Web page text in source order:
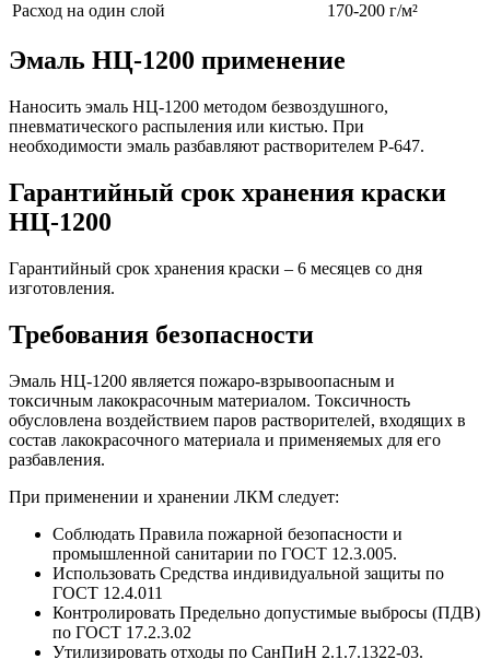
Расход на один слой 170-200 г/м²
Эмаль НЦ-1200 применение
Наносить эмаль НЦ-1200 методом безвоздушного,
пневматического распыления или кистью. При
необходимости эмаль разбавляют растворителем Р-647.
Гарантийный срок хранения краски
НЦ-1200
Гарантийный срок хранения краски – 6 месяцев со дня
изготовления.
Требования безопасности
Эмаль НЦ-1200 является пожаро-взрывоопасным и
токсичным лакокрасочным материалом. Токсичность
обусловлена воздействием паров растворителей, входящих в
состав лакокрасочного материала и применяемых для его
разбавления.
При применении и хранении ЛКМ следует:
Соблюдать Правила пожарной безопасности и
промышленной санитарии по ГОСТ 12.3.005.
Использовать Средства индивидуальной защиты по
ГОСТ 12.4.011
Контролировать Предельно допустимые выбросы (ПДВ)
по ГОСТ 17.2.3.02
Утилизировать отходы по СанПиН 2.1.7.1322-03.